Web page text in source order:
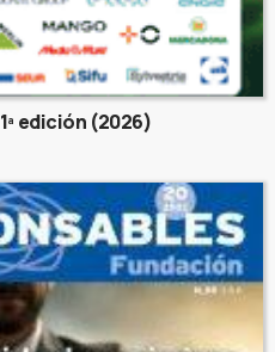
edición (2026)